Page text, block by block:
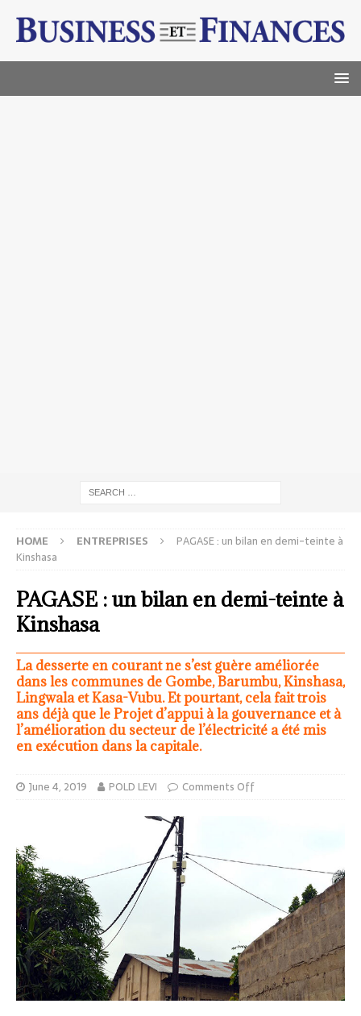
HOME ENTREPRISES
PAGASE : un bilan en demi-teinte à
Kinshasa
PAGASE : un bilan en demi-teinte à
Kinshasa
La desserte en courant ne s’est guère améliorée
dans les communes de Gombe, Barumbu, Kinshasa,
Lingwala et Kasa-Vubu. Et pourtant, cela fait trois
ans déjà que le Projet d’appui à la gouvernance et à
l’amélioration du secteur de l’électricité a été mis
en exécution dans la capitale.
June 4, 2019 POLD LEVI Comments Off